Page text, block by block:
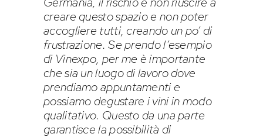
creare questo spazio e non poter
accogliere tutti, creando un po’ di
frustrazione. Se prendo l’esempio
di Vinexpo, per me è importante
che sia un luogo di lavoro dove
prendiamo appuntamenti e
possiamo degustare i vini in modo
qualitativo. Questo da una parte
garantisce la possibilità di